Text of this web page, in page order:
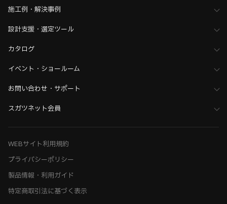
> その他（格納ベッド・装飾パネル・ベアリングなど）
ホーム
> ブランド・シリーズ一覧 ／ 製品ピックアップ
> SHINX（シンクス） 加工機用データ
ホーム
>
木工支援（木工加工機・設計ソフト用データ）について
ホーム
> 木工支援（木工加工機・設計ソフト用データ）について
施工例・解決事例
設計支援・選定ツール
カタログ
イベント・ショールーム
お問い合わせ・サポート
スガツネット会員
WEBサイト利用規約
プライバシーポリシー
製品情報・利用ガイド
特定商取引法に基づく表示